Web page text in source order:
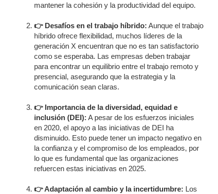
mantener la cohesión y la productividad del equipo.
👉 Desafíos en el trabajo híbrido: Aunque el trabajo
híbrido ofrece flexibilidad, muchos líderes de la
generación X encuentran que no es tan satisfactorio
como se esperaba. Las empresas deben trabajar
para encontrar un equilibrio entre el trabajo remoto y
presencial, asegurando que la estrategia y la
comunicación sean claras.
👉 Importancia de la diversidad, equidad e
inclusión (DEI): A pesar de los esfuerzos iniciales
en 2020, el apoyo a las iniciativas de DEI ha
disminuido. Esto puede tener un impacto negativo en
la confianza y el compromiso de los empleados, por
lo que es fundamental que las organizaciones
refuercen estas iniciativas en 2025.
👉 Adaptación al cambio y la incertidumbre: Los